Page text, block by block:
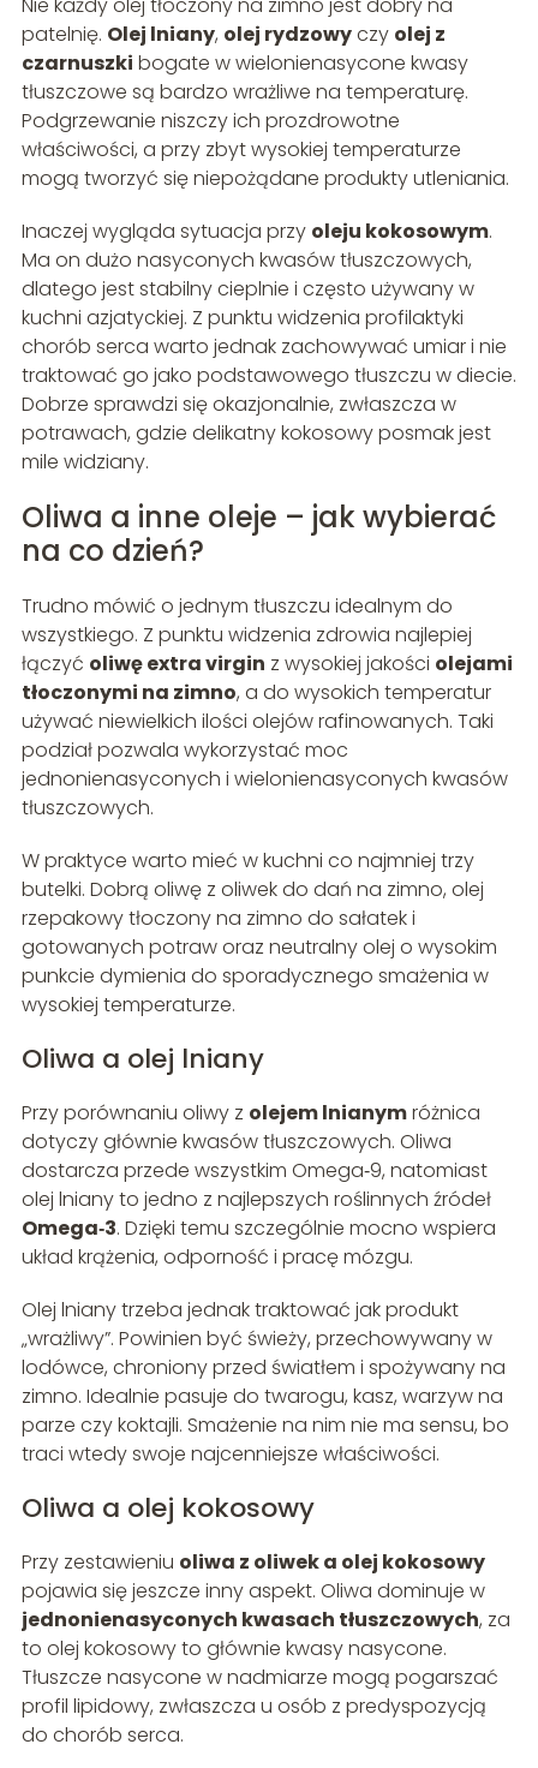
patelnię. Olej lniany, olej rydzowyczy olej z
czarnuszki bogate w wielonienasycone kwasy
tłuszczowe są bardzo wrażliwe na temperaturę.
Podgrzewanie niszczy ich prozdrowotne
właściwości, a przy zbyt wysokiej temperaturze
mogą tworzyć się niepożądane produkty utleniania.
Inaczej wygląda sytuacja przy oleju kokosowym.
Ma on dużo nasyconych kwasów tłuszczowych,
dlatego jest stabilny cieplnie i często używany w
kuchni azjatyckiej. Z punktu widzenia profilaktyki
chorób serca warto jednak zachowywać umiar i nie
traktować go jako podstawowego tłuszczu w diecie.
Dobrze sprawdzi się okazjonalnie, zwłaszcza w
potrawach, gdzie delikatny kokosowy posmak jest
mile widziany.
Oliwa a inne oleje – jak wybierać
na co dzień?
Trudno mówić o jednym tłuszczu idealnym do
wszystkiego. Z punktu widzenia zdrowia najlepiej
łączyć oliwę extra virgin z wysokiej jakości olejami
tłoczonymi na zimno, a do wysokich temperatur
używać niewielkich ilości olejów rafinowanych. Taki
podział pozwala wykorzystać moc
jednonienasyconych i wielonienasyconych kwasów
tłuszczowych.
W praktyce warto mieć w kuchni co najmniej trzy
butelki. Dobrą oliwę z oliwek do dań na zimno, olej
rzepakowy tłoczony na zimno do sałatek i
gotowanych potraw oraz neutralny olej o wysokim
punkcie dymienia do sporadycznego smażenia w
wysokiej temperaturze.
Oliwa a olej lniany
Przy porównaniu oliwy z olejem lnianymróżnica
dotyczy głównie kwasów tłuszczowych. Oliwa
dostarcza przede wszystkim Omega‑9, natomiast
olej lniany to jedno z najlepszych roślinnych źródeł
Omega‑3. Dzięki temu szczególnie mocno wspiera
układ krążenia, odporność i pracę mózgu.
Olej lniany trzeba jednak traktować jak produkt
„wrażliwy”. Powinien być świeży, przechowywany w
lodówce, chroniony przed światłem i spożywany na
zimno. Idealnie pasuje do twarogu, kasz, warzyw na
parze czy koktajli. Smażenie na nim nie ma sensu, bo
traci wtedy swoje najcenniejsze właściwości.
Oliwa a olej kokosowy
Przy zestawieniu oliwa z oliwek a olej kokosowy
pojawia się jeszcze inny aspekt. Oliwa dominuje w
jednonienasyconych kwasach tłuszczowych, za
to olej kokosowy to głównie kwasy nasycone.
Tłuszcze nasycone w nadmiarze mogą pogarszać
profil lipidowy, zwłaszcza u osób z predyspozycją
do chorób serca.